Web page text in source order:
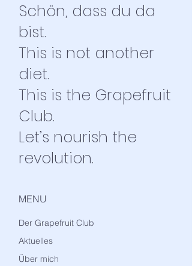
Schön, dass du da
bist.
This is not another
diet.
This is the Grapefruit
Club.
Let’s nourish the
revolution.
MENU
Der Grapefruit Club
Aktuelles
Über mich